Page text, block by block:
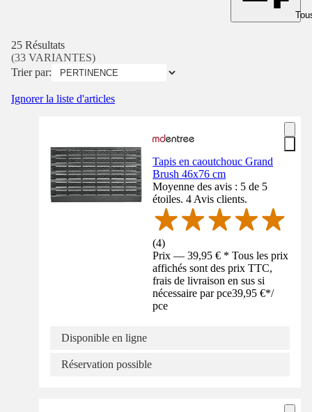
25 Résultats
(33 VARIANTES)
Trier par:
Ignorer la liste d'articles
Tapis en caoutchouc Grand
Brush 46x76 cm
Moyenne des avis : 5 de 5
étoiles. 4 Avis clients.
(4)
Prix — 39,95 € * Tous les prix
affichés sont des prix TTC,
frais de livraison en sus si
nécessaire par pce39,95 €*/
pce
Disponible en ligne
Réservation possible